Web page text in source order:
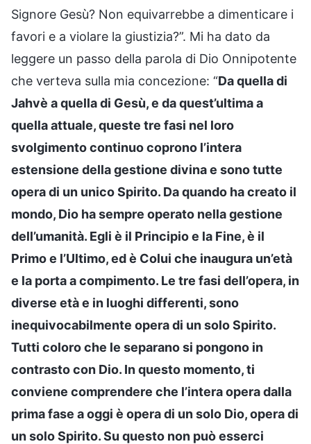
Signore Gesù? Non equivarrebbe a dimenticare i
favori e a violare la giustizia?”. Mi ha dato da
leggere un passo della parola di Dio Onnipotente
che verteva sulla mia concezione: “Da quella di
Jahvè a quella di Gesù, e da quest’ultima a
quella attuale, queste tre fasi nel loro
svolgimento continuo coprono l’intera
estensione della gestione divina e sono tutte
opera di un unico Spirito. Da quando ha creato il
mondo, Dio ha sempre operato nella gestione
dell’umanità. Egli è il Principio e la Fine, è il
Primo e l’Ultimo, ed è Colui che inaugura un’età
e la porta a compimento. Le tre fasi dell’opera, in
diverse età e in luoghi differenti, sono
inequivocabilmente opera di un solo Spirito.
Tutti coloro che le separano si pongono in
contrasto con Dio. In questo momento, ti
conviene comprendere che l’intera opera dalla
prima fase a oggi è opera di un solo Dio, opera di
un solo Spirito. Su questo non può esserci